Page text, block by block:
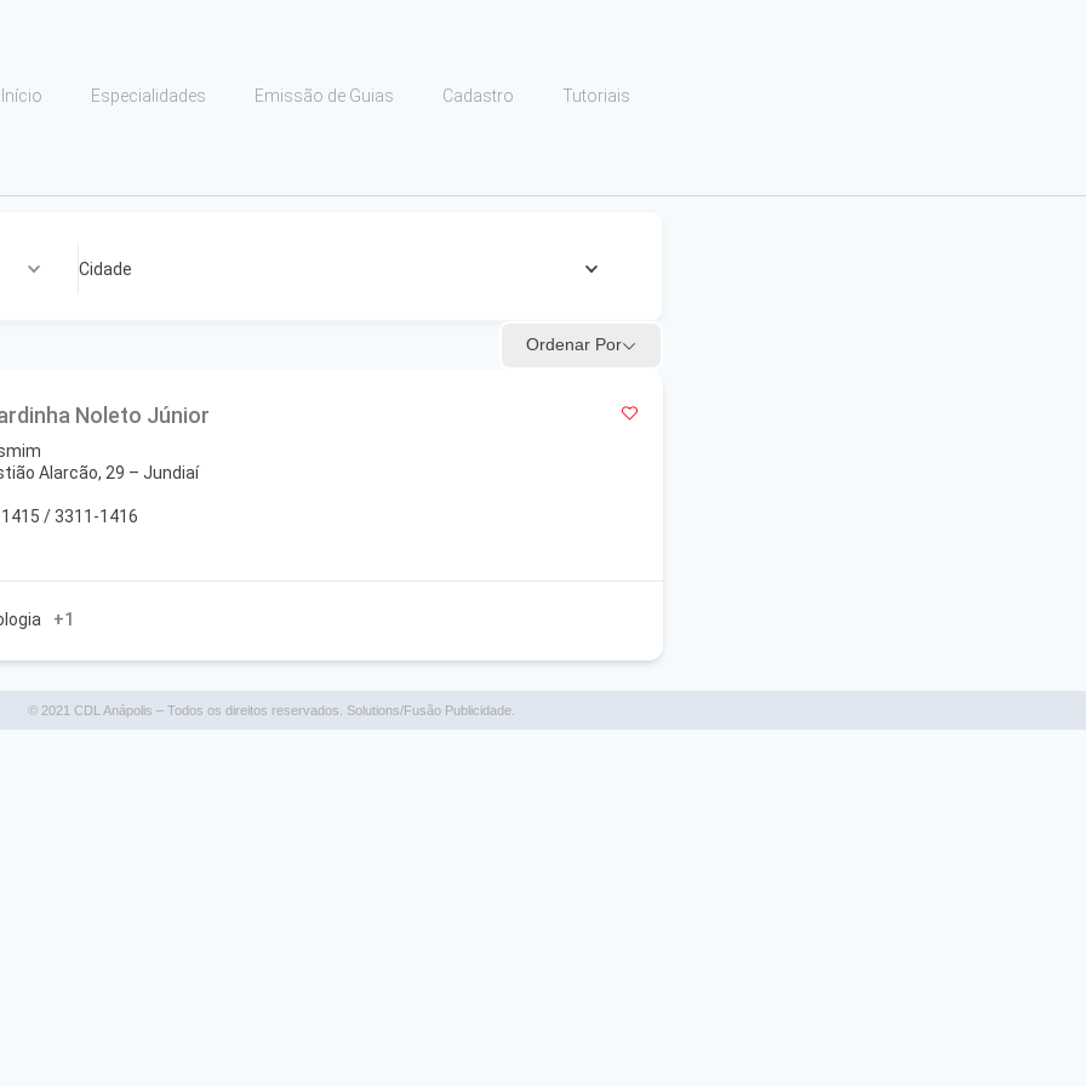
Início Especialidades Emissão de Guias Cadastro Tutoriais
Cidade
Ordenar Por
Noleto Júnior
Alarcão, 29 – Jundiaí
/ 3311-1416
+1
© 2021 CDL Anápolis – Todos os direitos reservados. Solutions/Fusão Publicidade.